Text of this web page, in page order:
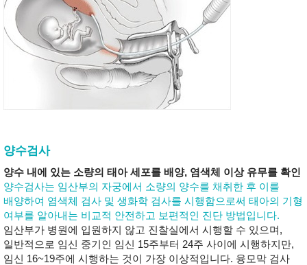
양수검사
양수 내에 있는 소량의 태아 세포를 배양, 염색체 이상 유무를 확인
양수검사는 임산부의 자궁에서 소량의 양수를 채취한 후 이를
배양하여 염색체 검사 및 생화학 검사를 시행함으로써 태아의 기형
여부를 알아내는 비교적 안전하고 보편적인 진단 방법입니다.
임산부가 병원에 입원하지 않고 진찰실에서 시행할 수 있으며,
일반적으로 임신 중기인 임신 15주부터 24주 사이에 시행하지만,
임신 16~19주에 시행하는 것이 가장 이상적입니다. 융모막 검사